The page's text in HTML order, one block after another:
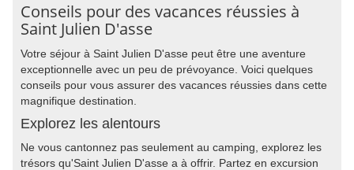
Conseils pour des vacances réussies à
Saint Julien D'asse
Votre séjour à Saint Julien D'asse peut être une aventure
exceptionnelle avec un peu de prévoyance. Voici quelques
conseils pour vous assurer des vacances réussies dans cette
magnifique destination.
Explorez les alentours
Ne vous cantonnez pas seulement au camping, explorez les
trésors qu'Saint Julien D'asse a à offrir. Partez en excursion